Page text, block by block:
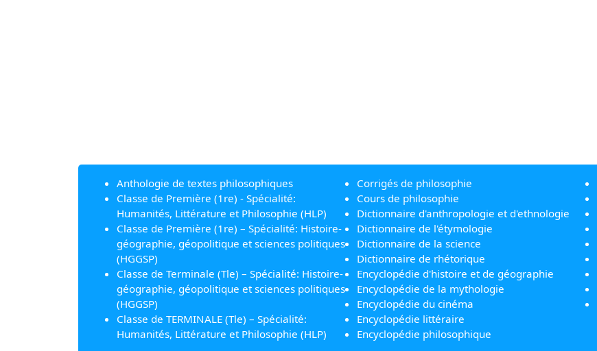
Anthologie de textes philosophiques
Classe de Première (1re) - Spécialité:
Humanités, Littérature et Philosophie (HLP)
Classe de Première (1re) – Spécialité: Histoire-
géographie, géopolitique et sciences politiques
(HGGSP)
Classe de Terminale (Tle) – Spécialité: Histoire-
géographie, géopolitique et sciences politiques
(HGGSP)
Classe de TERMINALE (Tle) – Spécialité:
Humanités, Littérature et Philosophie (HLP)
Corrigés de philosophie
Cours de philosophie
Dictionnaire d'anthropologie et d'ethnologie
Dictionnaire de l'étymologie
Dictionnaire de la science
Dictionnaire de rhétorique
Encyclopédie d'histoire et de géographie
Encyclopédie de la mythologie
Encyclopédie du cinéma
Encyclopédie littéraire
Encyclopédie philosophique